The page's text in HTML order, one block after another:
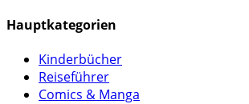
Hauptkategorien
Kinderbücher
Reiseführer
Comics & Manga